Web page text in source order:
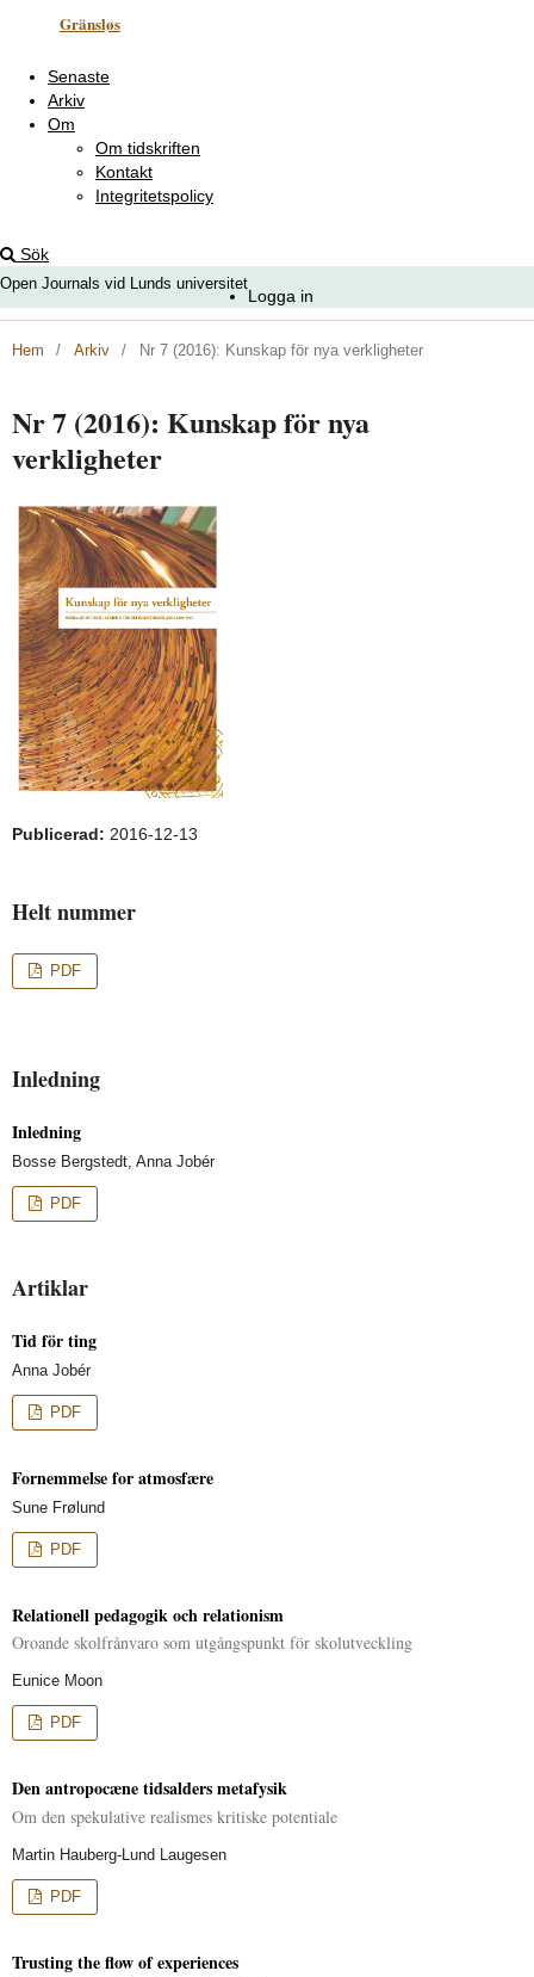
Gränsløs
Senaste
Arkiv
Om
Om tidskriften
Kontakt
Integritetspolicy
Sök
Open Journals vid Lunds universitet
Logga in
Hem / Arkiv / Nr 7 (2016): Kunskap för nya verkligheter
Nr 7 (2016): Kunskap för nya
verkligheter
Publicerad: 2016-12-13
Helt nummer
PDF
Inledning
Inledning
Bosse Bergstedt, Anna Jobér
PDF
Artiklar
Tid för ting
Anna Jobér
PDF
Fornemmelse for atmosfære
Sune Frølund
PDF
Relationell pedagogik och relationism
Oroande skolfrånvaro som utgångspunkt för skolutveckling
Eunice Moon
PDF
Den antropocæne tidsalders metafysik
Om den spekulative realismes kritiske potentiale
Martin Hauberg-Lund Laugesen
PDF
Trusting the flow of experiences